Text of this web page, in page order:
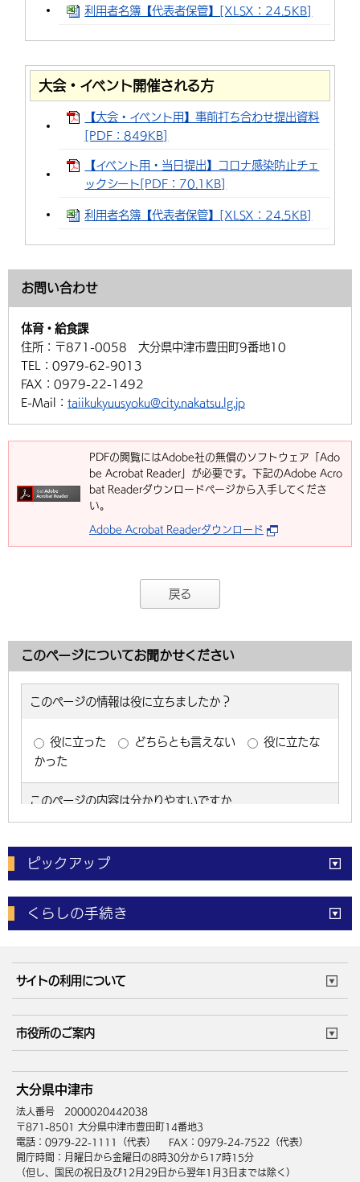
利用者名簿【代表者保管】[XLSX：24.5KB]
大会・イベント開催される方
【大会・イベント用】事前打ち合わせ提出資料
[PDF：849KB]
【イベント用・当日提出】コロナ感染防止チェ
ックシート[PDF：70.1KB]
利用者名簿【代表者保管】[XLSX：24.5KB]
お問い合わせ
体育・給食課
住所： 〒871-0058 大分県中津市豊田町9番地10
TEL： 0979-62-9013
FAX： 0979-22-1492
E-Mail： taiikukyuusyoku@city.nakatsu.lg.jp
PDFの閲覧にはAdobe社の無償のソフトウェア「Ado
be Acrobat Reader」が必要です。下記のAdobe Acro
bat Readerダウンロードページから入手してくださ
い。
Adobe Acrobat Readerダウンロード
戻る
このページについてお聞かせください
ピックアップ
電子申請 窓口の混雑状況
体育施設予約状況 ご意見・ご要望
くらしの手続き
成人・仕事
住まい・引越 ごみ・環境
健康・医療 障がい・福祉
高齢・介護
サイトの利用について
サイトマップ
市役所のご案内
庁舎地図 組織案内
中津市へのアクセス
大分県中津市
法人番号 2000020442038
〒871-8501 大分県中津市豊田町14番地3
電話：0979-22-1111（代表）
FAX：0979-24-7522（代表）
開庁時間：月曜日から金曜日の8時30分から17時15分
（但し、国民の祝日及び12月29日から翌年1月3日までは除く）